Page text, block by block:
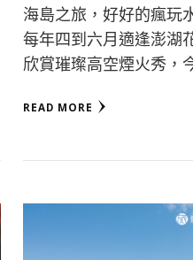
海島之旅，好好的瘋玩
每年四到六月適逢澎湖
欣賞璀璨高空煙火秀，
READ MORE